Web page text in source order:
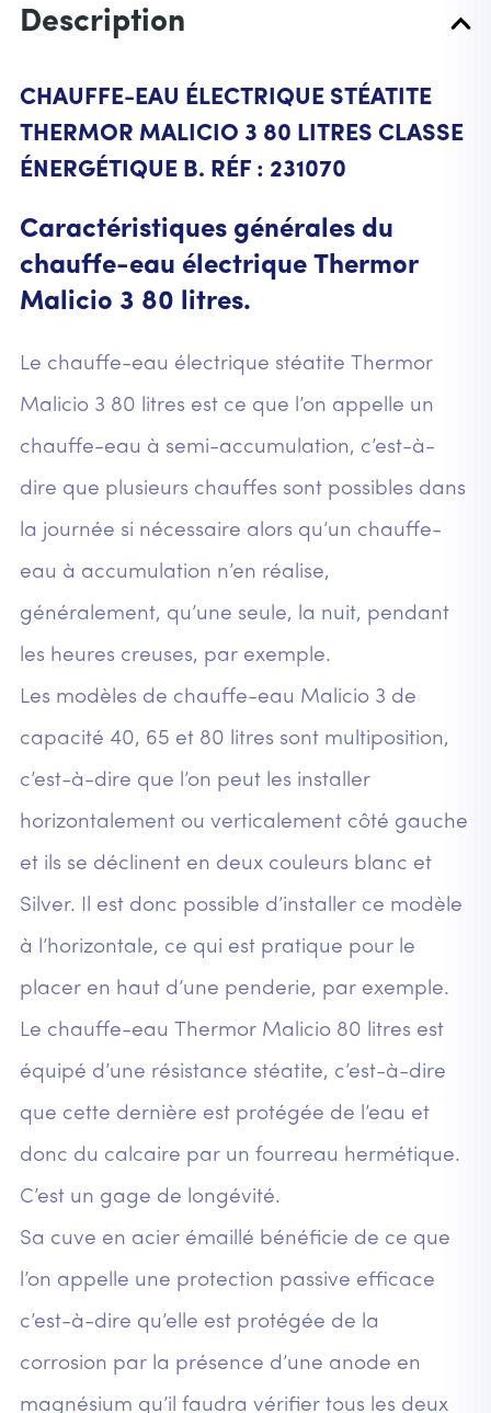
Description
CHAUFFE-EAU ÉLECTRIQUE STÉATITE
THERMOR MALICIO 3 80 LITRES CLASSE
ÉNERGÉTIQUE B. RÉF : 231070
Caractéristiques générales du
chauffe-eau électrique Thermor
Malicio 3 80 litres.
Le chauffe-eau électrique stéatite Thermor
Malicio 3 80 litres est ce que l’on appelle un
chauffe-eau à semi-accumulation, c’est-à-
dire que plusieurs chauffes sont possibles dans
la journée si nécessaire alors qu’un chauffe-
eau à accumulation n’en réalise,
généralement, qu’une seule, la nuit, pendant
les heures creuses, par exemple.
Les modèles de chauffe-eau Malicio 3 de
capacité 40, 65 et 80 litres sont multiposition,
c’est-à-dire que l’on peut les installer
horizontalement ou verticalement côté gauche
et ils se déclinent en deux couleurs blanc et
Silver. Il est donc possible d’installer ce modèle
à l’horizontale, ce qui est pratique pour le
placer en haut d’une penderie, par exemple.
Le chauffe-eau Thermor Malicio 80 litres est
équipé d’une résistance stéatite, c’est-à-dire
que cette dernière est protégée de l’eau et
donc du calcaire par un fourreau hermétique.
C’est un gage de longévité.
Sa cuve en acier émaillé bénéficie de ce que
l’on appelle une protection passive efficace
c’est-à-dire qu’elle est protégée de la
corrosion par la présence d’une anode en
magnésium qu’il faudra vérifier tous les deux